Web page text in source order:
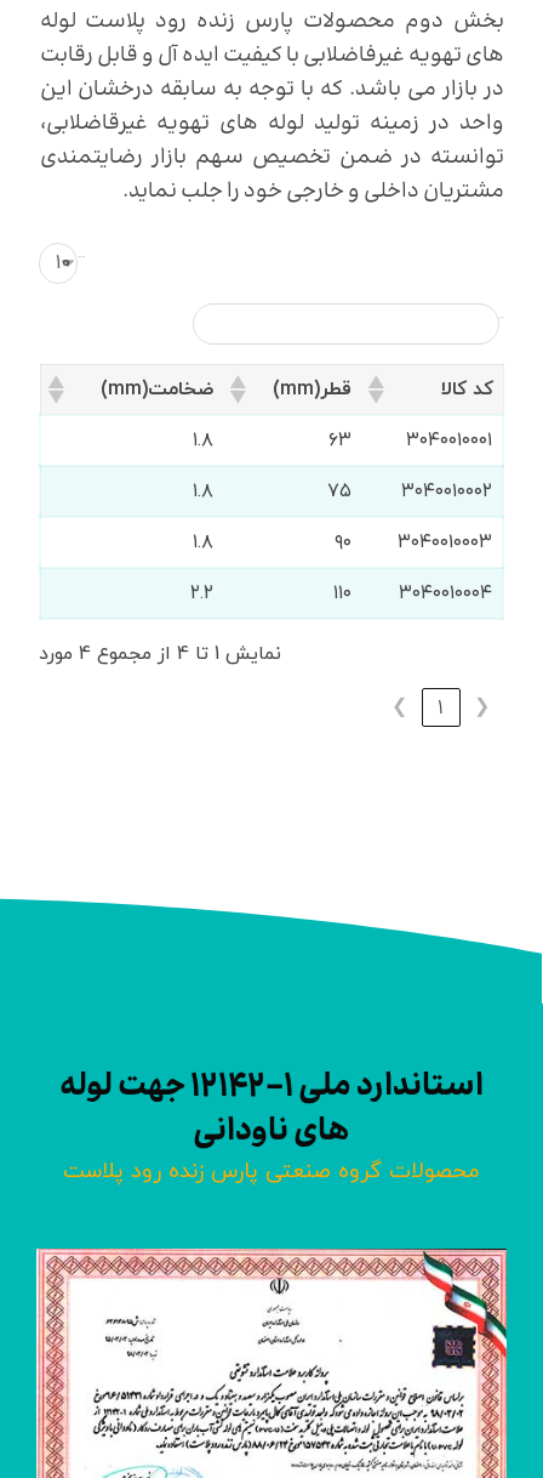
بخش دوم محصولات پارس زنده رود پلاست لوله
های تهویه غیرفاضلابی با کیفیت ایده آل و قابل رقابت
در بازار می باشد. که با توجه به سابقه درخشان این
واحد در زمینه تولید لوله های تهویه غیرقاضلابی،
توانسته در ضمن تخصیص سهم بازار رضایتمندی
مشتریان داخلی و خارجی خود را جلب نماید.
کد کالا قطر(mm)
ضخامت(mm)
۳۰۴۰۰۱۰۰۰۱
۶۳
۱.۸
۳۰۴۰۰۱۰۰۰۲
۷۵
۱.۸
۳۰۴۰۰۱۰۰۰۳
۹۰
۱.۸
۳۰۴۰۰۱۰۰۰۴
۱۱۰ ۲.۲
نمایش 1 تا 4 از مجموع 4 مورد
❮
1
❯
استاندارد ملی ۱-۱۲۱۴۲ جهت لوله
های ناودانی
محصولات گروه صنعتی پارس زنده رود پلاست